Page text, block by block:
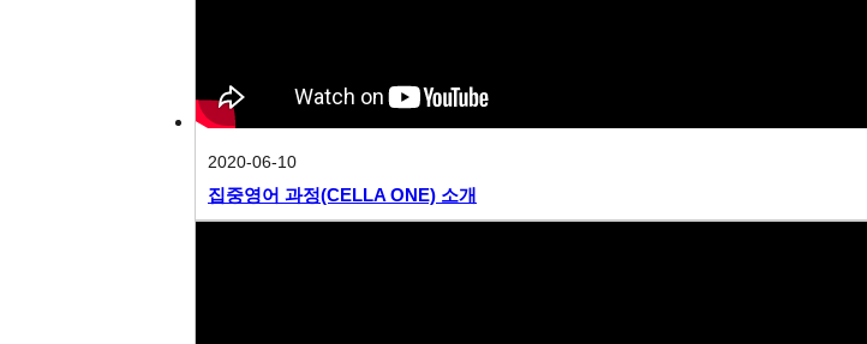
2020-06-10
집중영어 과정(CELLA ONE) 소개